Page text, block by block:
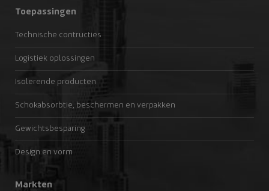
Toepassingen
Technische contructies
Logistiek oplossingen
Isolerende producten
Schokabsorbtie, beschermen en verpakken
Gewichtsbesparing
Design en vorm
Markten